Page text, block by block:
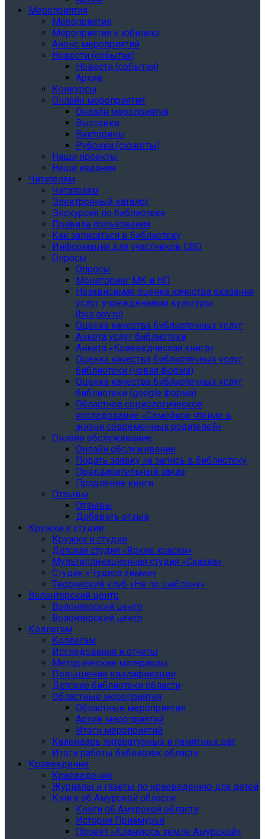
Мероприятия
Мероприятия
Мероприятия к юбилею
Анонс мероприятий
Новости (события)
Новости (события)
Архив
Конкурсы
Онлайн мероприятия
Онлайн мероприятия
Выставки
Викторины
Рубрики (сюжеты)
Наши проекты
Наши издания
Читателям
Читателям
Электронный каталог
Экскурсия по библиотеке
Правила пользования
Как записаться в библиотеку
Информация для участников СВО
Опросы
Опросы
Мониторинг МК и НП
Независимая оценка качества оказания
услуг учреждениями культуры
(bus.gov.ru)
Оценка качества библиотечных услуг
Анкета услуг библиотеки
Анкета «Краеведческая книга»
Oценка качества библиотечных услуг
библиотеки (новая форма)
Oценка качества библиотечных услуг
библиотеки (google форма)
Областное социологическое
исследование «Семейное чтение в
жизни современных родителей»
Онлайн обслуживание
Онлайн обслуживание
Подать заявку на запись в библиотеку
Предварительный заказ
Продление книги
Отзывы
Отзывы
Добавить отзыв
Кружки и студии
Кружки и студии
Детская студия «Яркие краски»
Мультипликационная студия «Сказка»
Студия «Чудеса химии»
Творческий клуб «Не по шаблону»
Волонтерский центр
Волонтерский центр
Волонтерский центр
Коллегам
Коллегам
Исследования и отчеты
Методические материалы
Повышение квалификации
Детские библиотеки области
Областные мероприятия
Областные мероприятия
Архив мероприятий
Итоги мероприятий
Календарь литературных и памятных дат
Итоги работы библиотек области
Краеведение
Краеведение
Журналы и газеты по краеведению для детей
Книги об Амурской области
Книги об Амурской области
История Приамурья
Проект «Кланяюсь земле Амурской»